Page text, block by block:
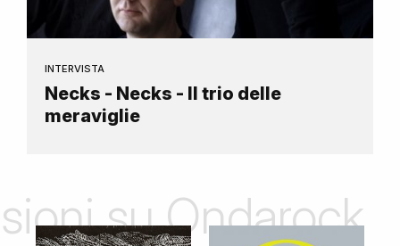
INTERVISTA
Necks - Necks - Il trio delle
meraviglie
su Ondarock